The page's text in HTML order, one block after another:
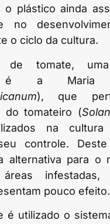
o plástico ainda
no
o ciclo da cultura.
de tomate,
é a Maria
), que
do tomateiro (
na
controle.
alternativa para o
pouco efeito.
é utilizado o